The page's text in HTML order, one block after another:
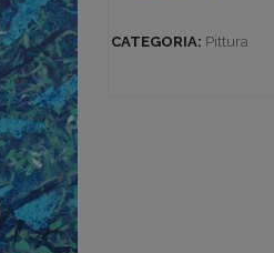
CATEGORIA: Pittura